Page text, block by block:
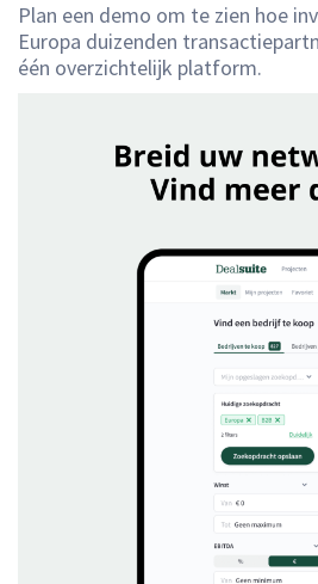
Plan een demo om te zien hoe
Europa duizenden
één overzichtelijk platform.